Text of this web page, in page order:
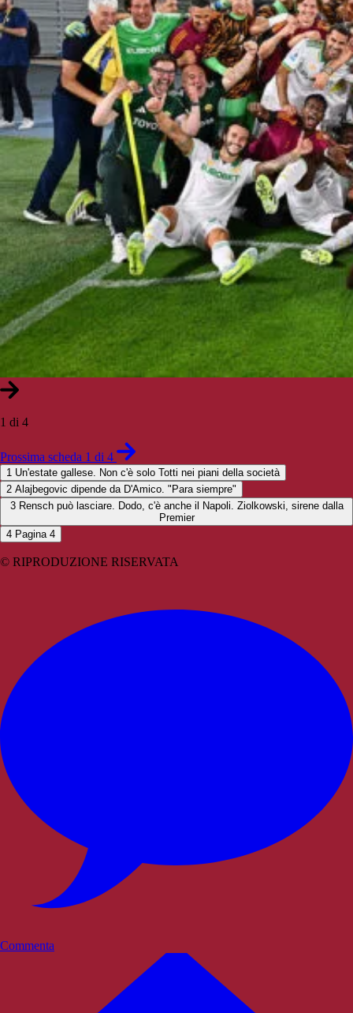
1 di 4
Prossima scheda 1 di 4
1 Un'estate gallese. Non c'è solo Totti nei piani della società
2 Alajbegovic dipende da D'Amico. "Para siempre"
3 Rensch può lasciare. Dodo, c'è anche il Napoli. Ziolkowski, sirene dalla
Premier
4 Pagina 4
© RIPRODUZIONE RISERVATA
Commenta